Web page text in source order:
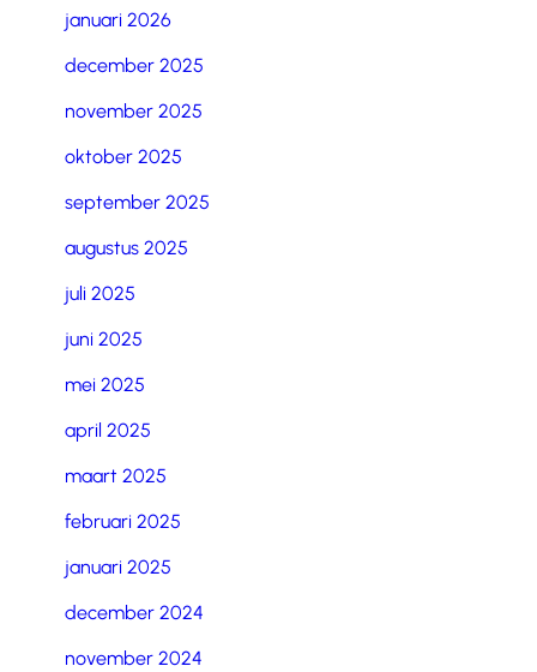
januari 2026
december 2025
november 2025
oktober 2025
september 2025
augustus 2025
juli 2025
juni 2025
mei 2025
april 2025
maart 2025
februari 2025
januari 2025
december 2024
november 2024